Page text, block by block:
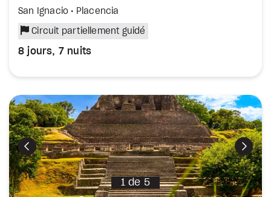
San Ignacio • Placencia
Circuit partiellement guidé
8 jours, 7 nuits
Précédent
1 de 5